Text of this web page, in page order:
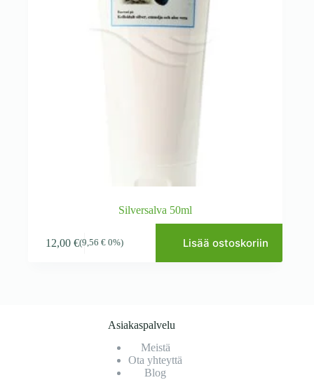
Silversalva 50ml
12,00€(9,56€ 0%) Lisää ostoskoriin
Asiakaspalvelu
Meistä
Ota yhteyttä
Blog